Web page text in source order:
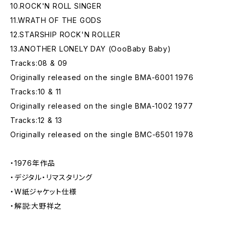
10.ROCK'N ROLL SINGER
11.WRATH OF THE GODS
12.STARSHIP ROCK'N ROLLER
13.ANOTHER LONELY DAY (OooBaby Baby)
Tracks:08 & 09
Originally released on the single BMA-6001 1976
Tracks:10 & 11
Originally released on the single BMA-1002 1977
Tracks:12 & 13
Originally released on the single BMC-6501 1978
・1976年作品
・デジタル・リマスタリング
・W紙ジャケット仕様
・解説:大野祥之